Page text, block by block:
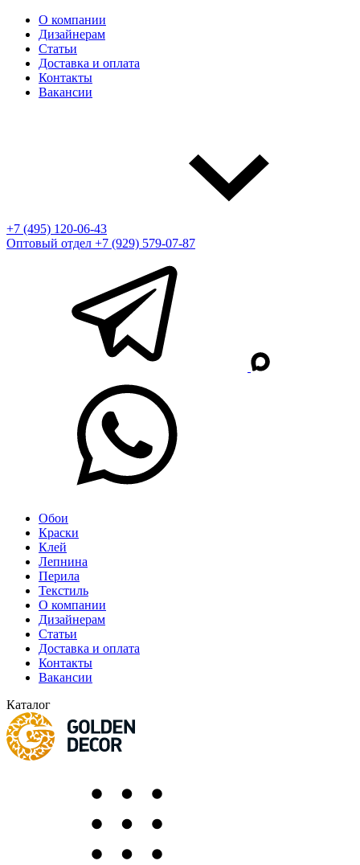
О компании
Дизайнерам
Статьи
Доставка и оплата
Контакты
Вакансии
+7 (495) 120-06-43
Оптовый отдел +7 (929) 579-07-87
Обои
Краски
Клей
Лепнина
Перила
Текстиль
О компании
Дизайнерам
Статьи
Доставка и оплата
Контакты
Вакансии
Каталог